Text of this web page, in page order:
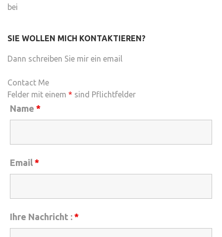
bei
SIE WOLLEN MICH KONTAKTIEREN?
Dann schreiben Sie mir ein email
Contact Me
Felder mit einem * sind Pflichtfelder
Name *
Email *
Ihre Nachricht : *